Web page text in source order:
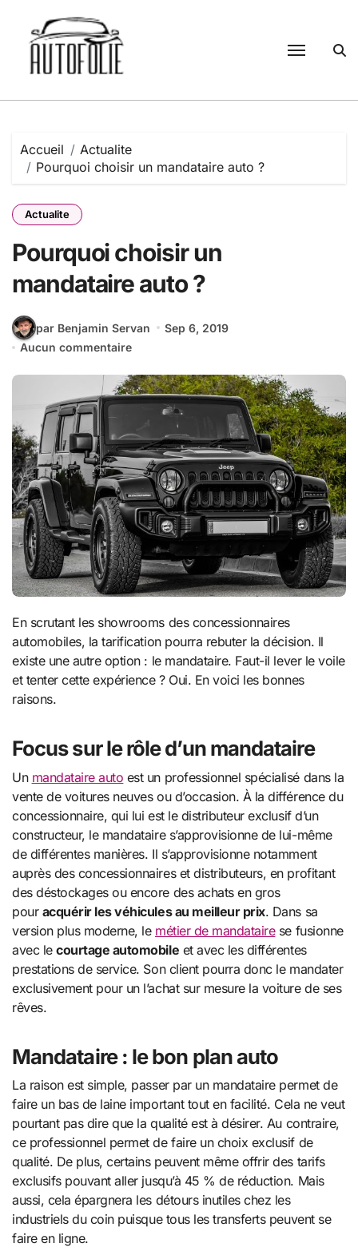
contenu
Accueil
Actualite
Pourquoi choisir un mandataire auto ?
Actualite
Pourquoi choisir un
mandataire auto ?
par Benjamin Servan
Sep 6, 2019
Aucun commentaire
En scrutant les showrooms des concessionnaires
automobiles, la tarification pourra rebuter la décision. Il
existe une autre option : le mandataire. Faut-il lever le voile
et tenter cette expérience ? Oui. En voici les bonnes
raisons.
Focus sur le rôle d’un mandataire
Un mandataire auto est un professionnel spécialisé dans la
vente de voitures neuves ou d’occasion. À la différence du
concessionnaire, qui lui est le distributeur exclusif d’un
constructeur, le mandataire s’approvisionne de lui-même
de différentes manières. Il s’approvisionne notamment
auprès des concessionnaires et distributeurs, en profitant
des déstockages ou encore des achats en gros
pour acquérir les véhicules au meilleur prix. Dans sa
version plus moderne, le métier de mandatairese fusionne
avec lecourtage automobile et avec les différentes
prestations de service. Son client pourra donc le mandater
exclusivement pour un l’achat sur mesure la voiture de ses
rêves.
Mandataire : le bon plan auto
La raison est simple, passer par un mandataire permet de
faire un bas de laine important tout en facilité. Cela ne veut
pourtant pas dire que la qualité est à désirer. Au contraire,
ce professionnel permet de faire un choix exclusif de
qualité. De plus, certains peuvent même offrir des tarifs
exclusifs pouvant aller jusqu’à 45 % de réduction. Mais
aussi, cela épargnera les détours inutiles chez les
industriels du coin puisque tous les transferts peuvent se
faire en ligne.